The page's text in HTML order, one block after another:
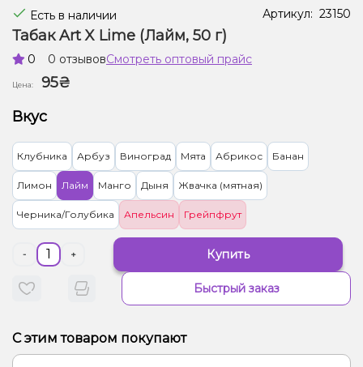
Есть в наличии Артикул: 23150
Табак Art X Lime (Лайм, 50 г)
0 0 отзывовСмотреть оптовый прайс
Цена:
95₴
Вкус
Клубника Арбуз Виноград Мята Абрикос Банан
Лимон Лайм Манго Дыня Жвачка (мятная)
Черника/Голубика Апельсин Грейпфрут
- + Купить
Быстрый заказ
С этим товаром покупают